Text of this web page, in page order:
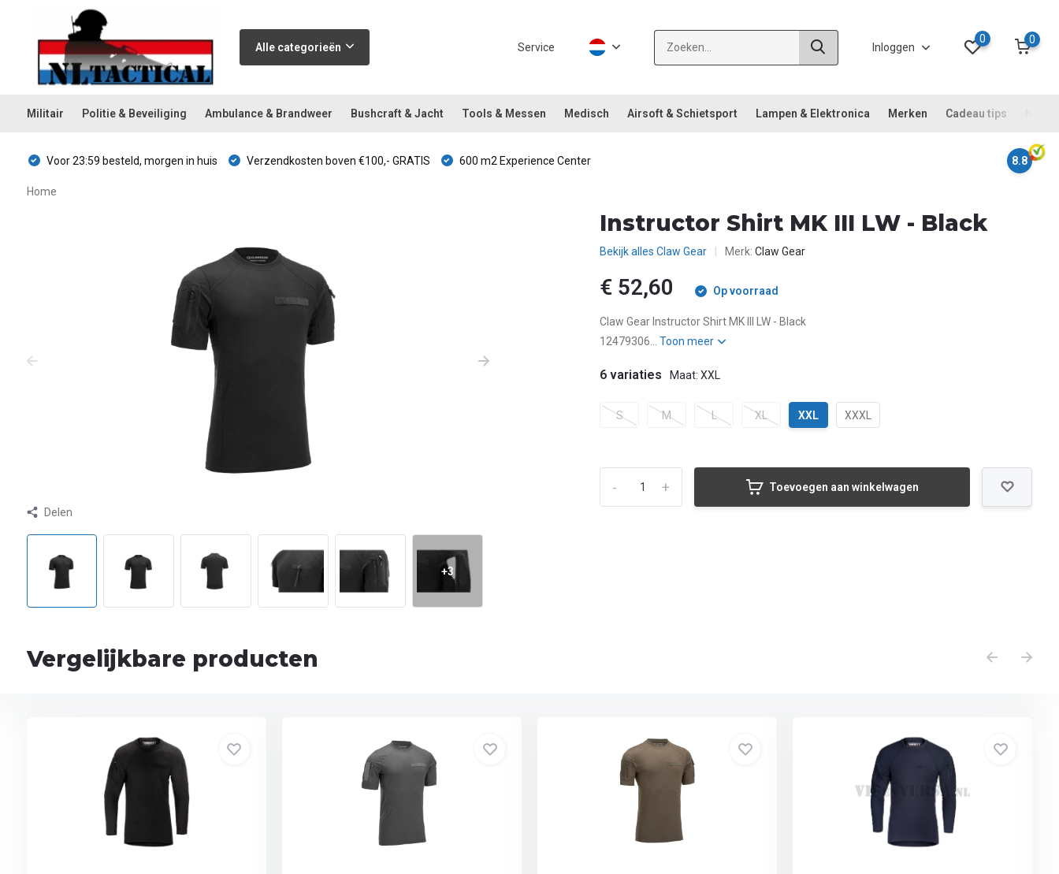
Alle categorieën Service Inloggen
0 0
Militair Politie & Beveiliging Ambulance & Brandweer Bushcraft & Jacht Tools & Messen Medisch Airsoft & Schietsport Lampen & Elektronica Merken Cadeau tips
Voor 23:59 besteld, morgen in huis Verzendkosten boven €100,- GRATIS 600 m2 Experience Center 8.8
Home
Delen
+3
Instructor Shirt MK III LW - Black
Bekijk alles Claw Gear Merk:Claw Gear
€ 52,60 Op voorraad
Claw Gear Instructor Shirt MK III LW - Black
12479306...Toon meer
6 variaties Maat: XXL
S M L XL XXL XXXL
+
- Toevoegen aan winkelwagen
Vergelijkbare producten